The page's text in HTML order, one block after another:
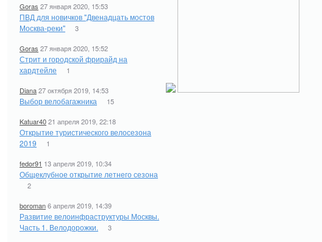
Goras 27 января 2020, 15:53
ПВД для новичков "Двенадцать мостов
Москва-реки"
3
Goras 27 января 2020, 15:52
Стрит и городской фрирайд на
хардтейле
1
Diana27 октября 2019, 14:53
Выбор велобагажника 15
Katuar4021 апреля 2019, 22:18
Открытие туристического велосезона
2019
1
fedor91 13 апреля 2019, 10:34
Общеклубное открытие летнего сезона
2
boroman6 апреля 2019, 14:39
Развитие велоинфраструктуры Москвы.
Часть 1. Велодорожки.
3